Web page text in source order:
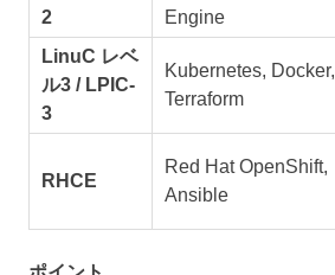
2
Engine
LinuC レベ
ル3 / LPIC-
3
Kubernetes, Docker,
Terraform
RHCE
Red Hat OpenShift,
Ansible